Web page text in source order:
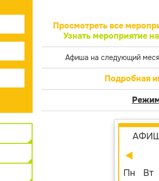
Просмотреть все
Узнать мероприятие
Афиша на следующий
Подробная
Пн Вт